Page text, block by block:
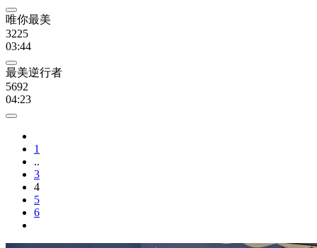
唯你最美
3225
03:44
最美逆行者
5692
04:23
1
..
3
4
5
6